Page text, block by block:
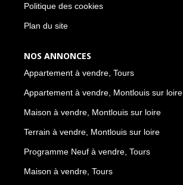
Politique des cookies
Plan du site
NOS ANNONCES
Appartement à vendre, Tours
Appartement à vendre, Montlouis sur loire
Maison à vendre, Montlouis sur loire
Terrain à vendre, Montlouis sur loire
Programme Neuf à vendre, Tours
Maison à vendre, Tours